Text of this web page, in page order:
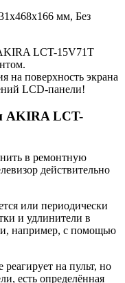
мм, Без
LCT-15V71T
на поверхность экрана
LCD-панели!
AKIRA LCT-
в ремонтную
действительно
или периодически
и удлинители в
например, с помощью
на пульт, но
есть определённая